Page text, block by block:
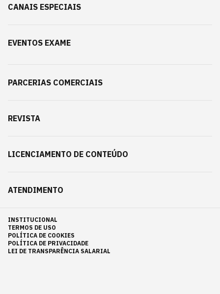
CANAIS ESPECIAIS
EVENTOS EXAME
PARCERIAS COMERCIAIS
REVISTA
LICENCIAMENTO DE CONTEÚDO
ATENDIMENTO
INSTITUCIONAL
TERMOS DE USO
POLÍTICA DE COOKIES
POLÍTICA DE PRIVACIDADE
LEI DE TRANSPARÊNCIA SALARIAL